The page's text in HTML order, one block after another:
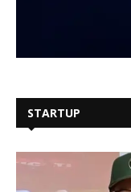
STARTUP